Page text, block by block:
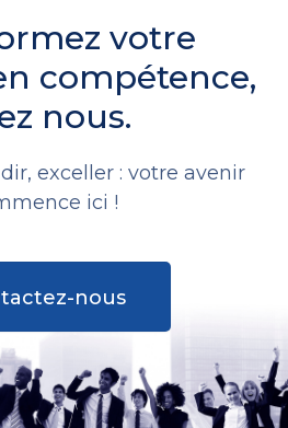
votre
compétence,
nous.
exceller : votre avenir
ici !
nous